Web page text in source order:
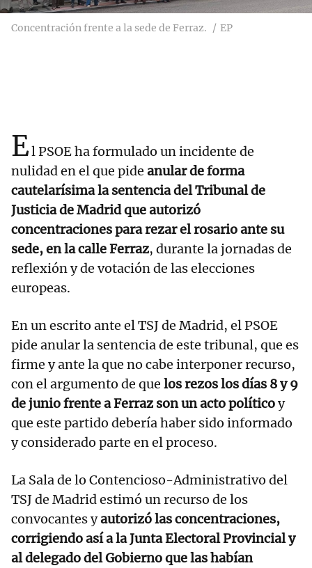
Concentración frente a la sede de Ferraz. EP
El PSOE ha formulado un incidente de
nulidad en el que pide anular de forma
cautelarísima la sentencia del Tribunal de
Justicia de Madrid que autorizó
concentraciones para rezar el rosario ante su
sede, en la calle Ferraz, durante la jornadas de
reflexión y de votación de las elecciones
europeas.
En un escrito ante el TSJ de Madrid, el PSOE
pide anular la sentencia de este tribunal, que es
firme y ante la que no cabe interponer recurso,
con el argumento de que los rezos los días 8 y 9
de junio frente a Ferraz son un acto políticoy
que este partido debería haber sido informado
y considerado parte en el proceso.
La Sala de lo Contencioso-Administrativo del
TSJ de Madrid estimó un recurso de los
convocantes yautorizó las concentraciones,
corrigiendo así a la Junta Electoral Provincial y
al delegado del Gobierno que las habían